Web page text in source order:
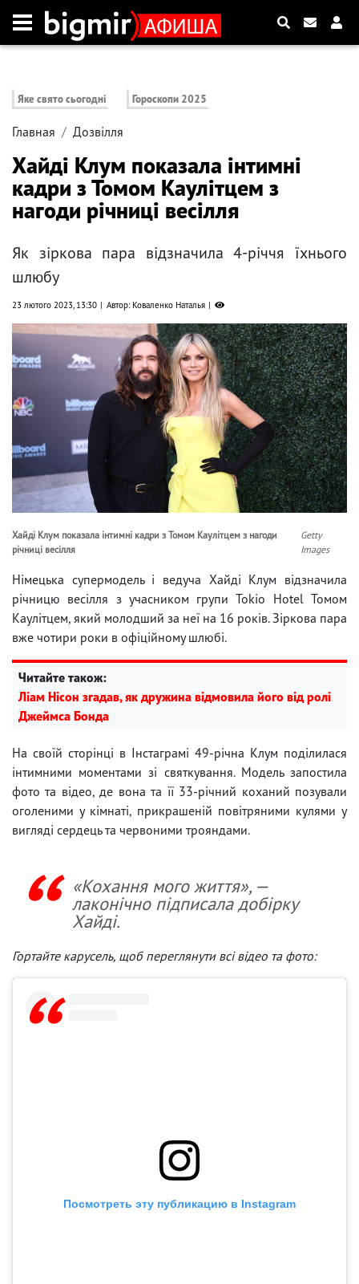
Яке свято сьогодні Гороскопи 2025
Главная Дозвілля
Хайді Клум показала інтимні
кадри з Томом Каулітцем з
нагоди річниці весілля
Як зіркова пара відзначила 4-річчя їхнього
шлюбу
23 лютого 2023, 13:30 Автор: Коваленко Наталья
Хайді Клум показала інтимні кадри з Томом Каулітцем з нагоди
річниці весілля
Getty
Images
Німецька супермодель і ведуча Хайді Клум відзначила
річницю весілля з учасником групи Tokio Hotel Томом
Каулітцем, який молодший за неї на 16 років. Зіркова пара
вже чотири роки в офіційному шлюбі.
Читайте також:
Ліам Нісон згадав, як дружина відмовила його від ролі
Джеймса Бонда
На своїй сторінці в Інстаграмі 49-річна Клум поділилася
інтимними моментами зі святкування. Модель запостила
фото та відео, де вона та її 33-річний коханий позували
оголеними у кімнаті, прикрашеній повітряними кулями у
вигляді сердець та червоними трояндами.
«Кохання мого життя», —
лаконічно підписала добірку
Хайді.
Гортайте карусель, щоб переглянути всі відео та фото:
Посмотреть эту публикацию в Instagram